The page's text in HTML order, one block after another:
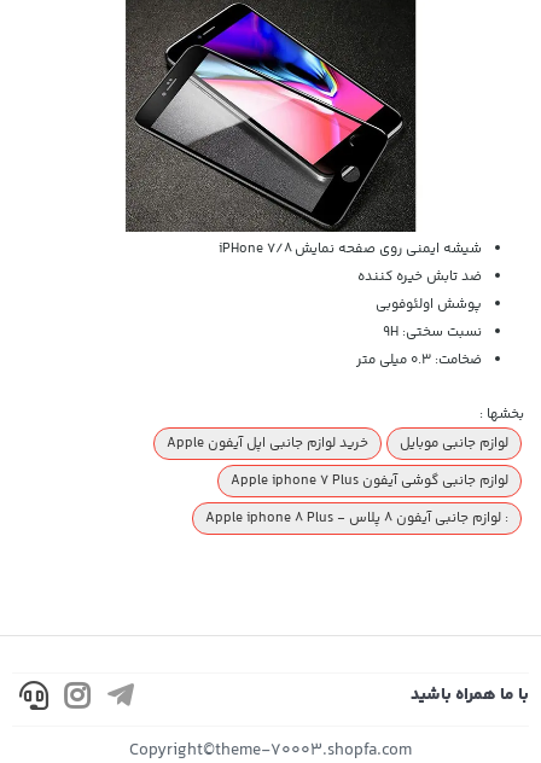
شیشه ایمنی روی صفحه نمایش iPHone 7/8
ضد تابش خیره کننده
پوشش اولئوفوبی
نسبت سختی: 9H
ضخامت: 0.3 میلی متر
بخشها :
لوازم جانبی موبایل
خرید لوازم جانبی اپل آیفون Apple
لوازم جانبی گوشی آیفون Apple iphone 7 Plus
: لوازم جانبی آیفون 8 پلاس - Apple iphone 8 Plus
با ما همراه باشید
Copyright©theme-70003.shopfa.com